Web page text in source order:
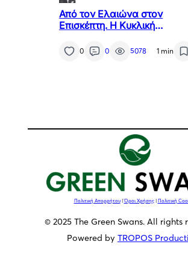
Από τον Ελαιώνα στον
Επισκέπτη. Η Κυκλική
Μέλλον της Μεσσηνίας
0 0 5078 1 min
Πολιτική Απορρήτου|Όροι Χρήσης| Πολιτική
© 2025 The Green Swans. All rights
Powered by TROPOS